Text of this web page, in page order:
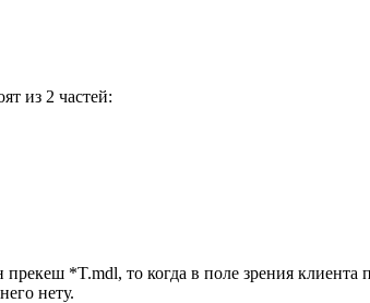
из 2 частей:
*T.mdl, то когда в поле зрения клиента
нету.